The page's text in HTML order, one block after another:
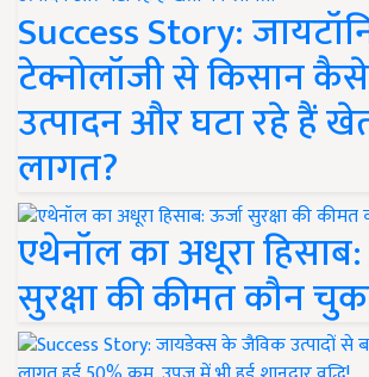
Success Story:
टेक्नोलॉजी से किसान
उत्पादन और घटा रहे हैं
लागत?
एथेनॉल का अधूरा हिसाब:
सुरक्षा की कीमत कौन